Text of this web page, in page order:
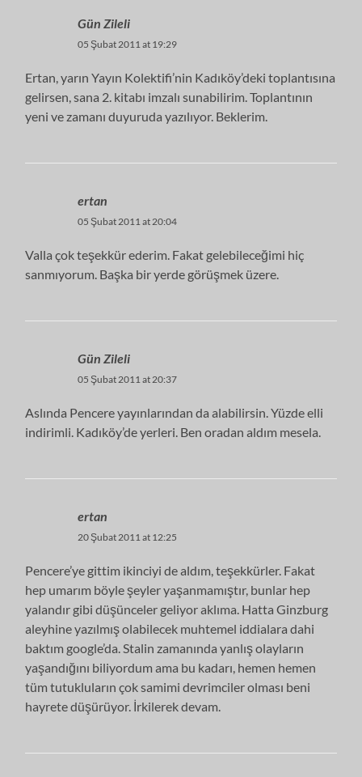
Gün Zileli
05 Şubat 2011 at 19:29
Ertan, yarın Yayın Kolektifi’nin Kadıköy’deki toplantısına
gelirsen, sana 2. kitabı imzalı sunabilirim. Toplantının
yeni ve zamanı duyuruda yazılıyor. Beklerim.
ertan
05 Şubat 2011 at 20:04
Valla çok teşekkür ederim. Fakat gelebileceğimi hiç
sanmıyorum. Başka bir yerde görüşmek üzere.
Gün Zileli
05 Şubat 2011 at 20:37
Aslında Pencere yayınlarından da alabilirsin. Yüzde elli
indirimli. Kadıköy’de yerleri. Ben oradan aldım mesela.
ertan
20 Şubat 2011 at 12:25
Pencere’ye gittim ikinciyi de aldım, teşekkürler. Fakat
hep umarım böyle şeyler yaşanmamıştır, bunlar hep
yalandır gibi düşünceler geliyor aklıma. Hatta Ginzburg
aleyhine yazılmış olabilecek muhtemel iddialara dahi
baktım google’da. Stalin zamanında yanlış olayların
yaşandığını biliyordum ama bu kadarı, hemen hemen
tüm tutukluların çok samimi devrimciler olması beni
hayrete düşürüyor. İrkilerek devam.